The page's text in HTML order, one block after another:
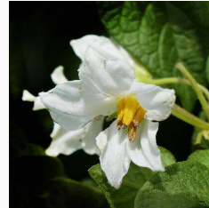
KARTOFFEL
Teil